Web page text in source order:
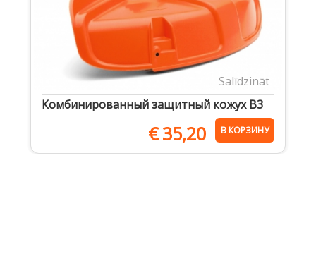
Salīdzināt
Комбинированный защитный кожух B3
€35,20 В КОРЗИНУ